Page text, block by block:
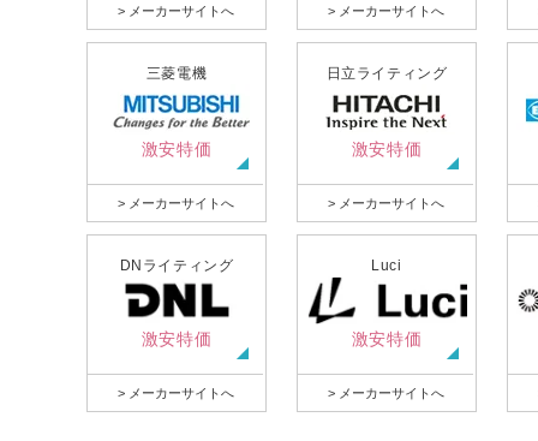
> メーカーサイトへ > メーカーサイトへ
三菱電機
激安特価
> メーカーサイトへ
日立ライティング
激安特価
> メーカーサイトへ
DNライティング
激安特価
> メーカーサイトへ
Luci
激安特価
> メーカーサイトへ